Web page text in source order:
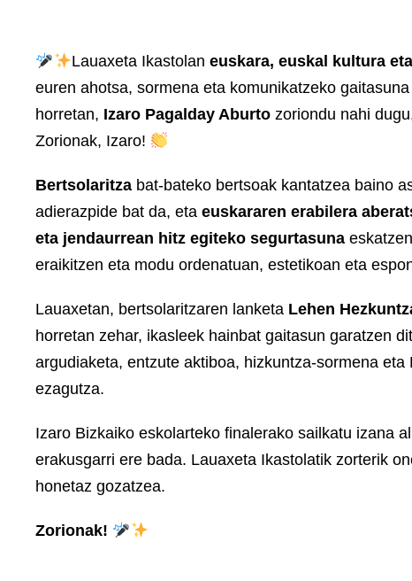
Lauaxeta Ikastolan euskara, euskal kultura
euren ahotsa, sormena eta komunikatzeko
horretan, Izaro Pagalday Aburto zoriondu nahi
Zorionak, Izaro!
Bertsolaritza bat-bateko bertsoak kantatzea baino
adierazpide bat da, eta euskararen erabilera
eta jendaurrean hitz egiteko segurtasuna
eraikitzen eta modu ordenatuan, estetikoan eta
Lauaxetan, bertsolaritzaren lanketa Lehen
horretan zehar, ikasleek hainbat gaitasun garatzen
argudiaketa, entzute aktiboa, hizkuntza-sormena
ezagutza.
Izaro Bizkaiko eskolarteko finalerako sailkatu izana
erakusgarri ere bada. Lauaxeta Ikastolatik zorterik
honetaz gozatzea.
Zorionak!